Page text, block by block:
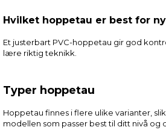
Hvilket hoppetau er best for
Et justerbart PVC-hoppetau gir god
lære riktig teknikk.
Typer hoppetau
Hoppetau finnes i flere ulike varianter,
modellen som passer best til ditt nivå og